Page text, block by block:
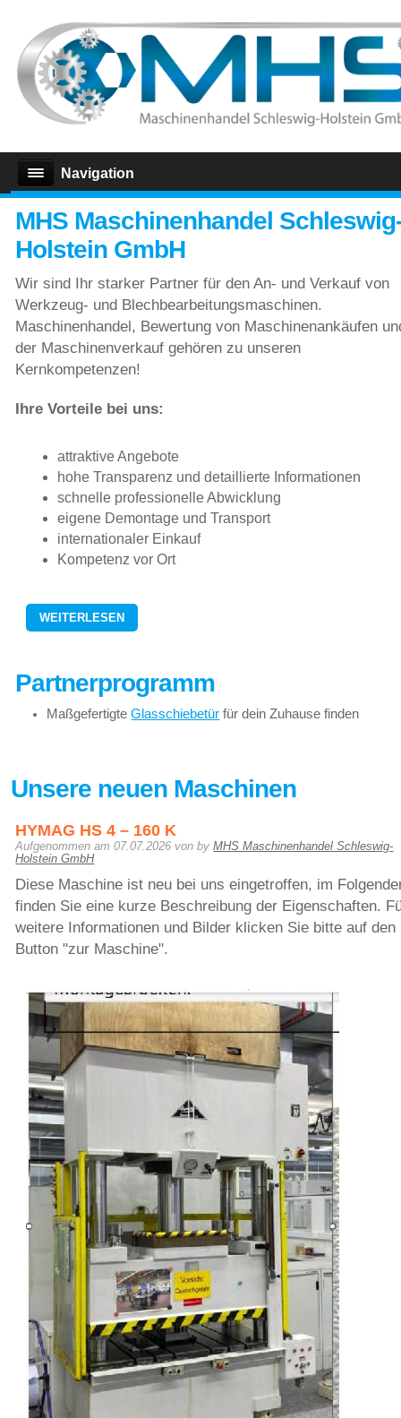
Navigation
MHS Maschinenhandel
Holstein GmbH
Wir sind Ihr starker Partner für den An- und Verkauf von
Werkzeug- und Blechbearbeitungsmaschinen.
Maschinenhandel, Bewertung von Maschinenankäufen
der Maschinenverkauf gehören zu unseren
Kernkompetenzen!
Ihre Vorteile bei uns:
attraktive Angebote
hohe Transparenz und detaillierte Informationen
schnelle professionelle Abwicklung
eigene Demontage und Transport
internationaler Einkauf
Kompetenz vor Ort
WEITERLESEN
Partnerprogramm
MaßgefertigteGlasschiebetür für dein Zuhause finden
Unsere neuen Maschinen
HYMAG HS 4 – 160 K
Aufgenommen am07.07.2026 von byMHS Maschinenhandel Schleswig-
Holstein GmbH
Diese Maschine ist neu bei uns eingetroffen, im
finden Sie eine kurze Beschreibung der Eigenschaften.
weitere Informationen und Bilder klicken Sie bitte auf den
Button "zur Maschine".